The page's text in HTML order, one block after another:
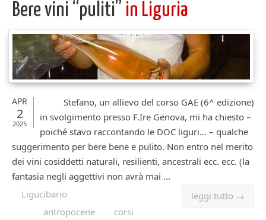
Bere vini “puliti” in Liguria
APR
2
2025
Stefano, un allievo del corso GAE (6^ edizione)
in svolgimento presso F.Ire Genova, mi ha chiesto –
poiché stavo raccontando le DOC liguri… – qualche
suggerimento per bere bene e pulito. Non entro nel merito
dei vini cosiddetti naturali, resilienti, ancestrali ecc. ecc. (la
fantasia negli aggettivi non avrà mai ...
leggi tutto →
Ligucibario
antropocene
corsi